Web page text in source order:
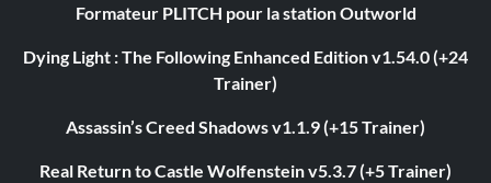
Formateur PLITCH pour la station Outworld
Dying Light : The Following Enhanced Edition v1.54.0 (+24
Trainer)
Assassin’s Creed Shadows v1.1.9 (+15 Trainer)
Real Return to Castle Wolfenstein v5.3.7 (+5 Trainer)